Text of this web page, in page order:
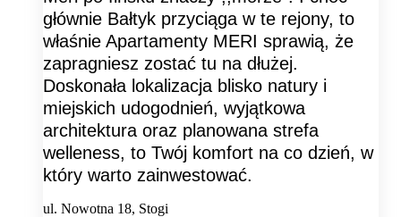
głównie Bałtyk przyciąga w te rejony, to
właśnie Apartamenty MERI sprawią, że
zapragniesz zostać tu na dłużej.
Doskonała lokalizacja blisko natury i
miejskich udogodnień, wyjątkowa
architektura oraz planowana strefa
welleness, to Twój komfort na co dzień, w
który warto zainwestować.
ul. Nowotna 18, Stogi